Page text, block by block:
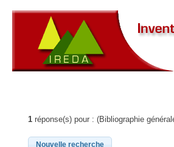
1 réponse(s) pour : (Bibliographie